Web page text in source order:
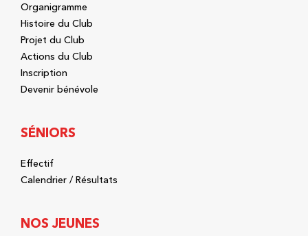
Organigramme
Histoire du Club
Projet du Club
Actions du Club
Inscription
Devenir bénévole
SÉNIORS
Effectif
Calendrier / Résultats
NOS JEUNES